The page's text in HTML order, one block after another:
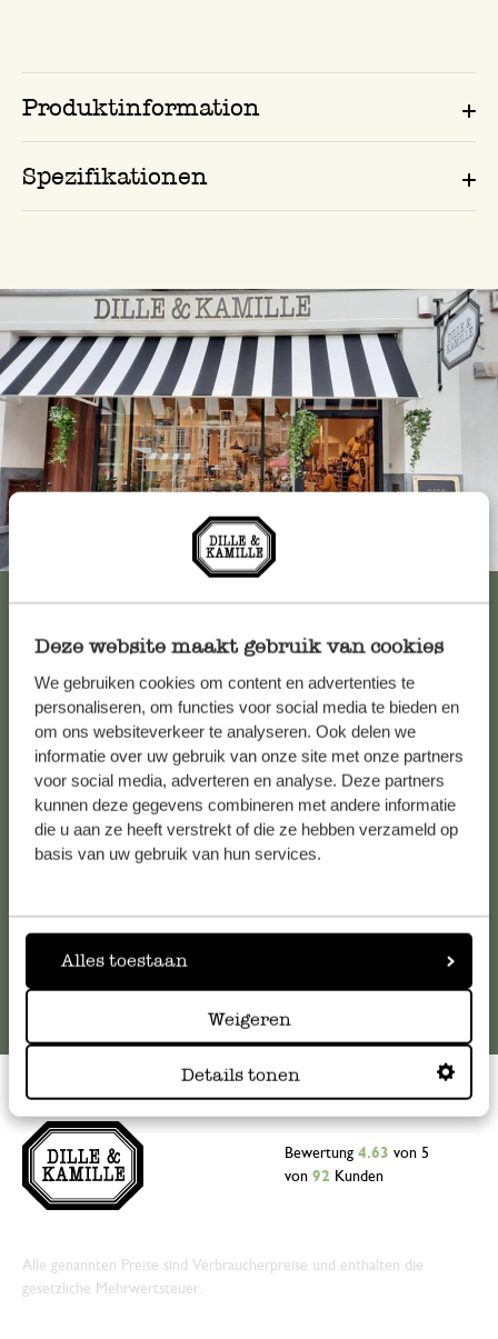
Deze website maakt gebruik van cookies
We gebruiken cookies om content en advertenties te
personaliseren, om functies voor social media te bieden en
om ons websiteverkeer te analyseren. Ook delen we
informatie over uw gebruik van onze site met onze partners
voor social media, adverteren en analyse. Deze partners
kunnen deze gegevens combineren met andere informatie
die u aan ze heeft verstrekt of die ze hebben verzameld op
basis van uw gebruik van hun services.
Alles toestaan
Weigeren
Details tonen
Produktinformation
Spezifikationen
Immer in der Nähe
Kundenservice/Hilfe
Falls Sie Fragen haben oder Tipps und Hilfe brauchen, wenden
Sie sich bitte an unseren Kundenservice. Oder lesen Sie hier
die Antworten aufhäufig gestellte Fragen.
Online-Kundenservice
Bewertung 4.63 von 5
von 92 Kunden
Alle genannten Preise sind Verbraucherpreise und enthalten die
gesetzliche Mehrwertsteuer.